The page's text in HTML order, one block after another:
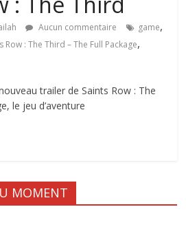
Aucun commentaire game,
Row : The Third – The Full Package,
trailer de Saints Row : The
le jeu d’aventure
MOMENT